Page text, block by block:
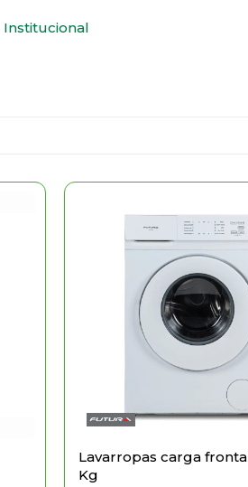
Institucional
Lavarropas carga
Kg